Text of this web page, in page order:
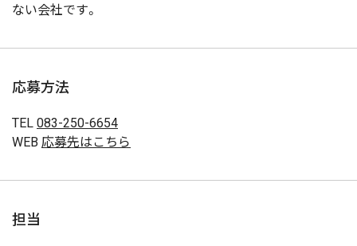
ない会社です。
応募方法
TEL 083-250-6654
WEB 応募先はこちら
担当